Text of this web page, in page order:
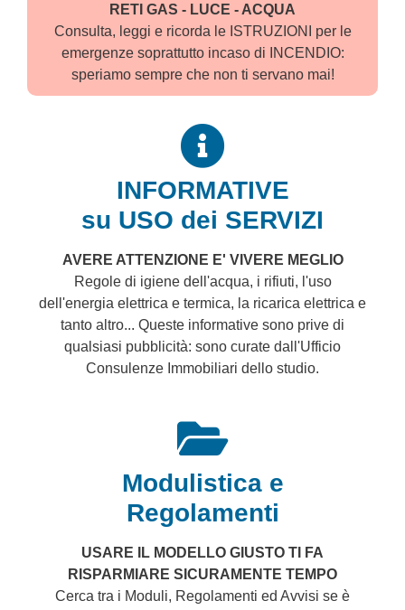
RETI GAS - LUCE - ACQUA
Consulta, leggi e ricorda le ISTRUZIONI per le
emergenze soprattutto incaso di INCENDIO:
speriamo sempre che non ti servano mai!
INFORMATIVE
su USO dei SERVIZI
AVERE ATTENZIONE E' VIVERE MEGLIO
Regole di igiene dell'acqua, i rifiuti, l'uso
dell'energia elettrica e termica, la ricarica elettrica e
tanto altro... Queste informative sono prive di
qualsiasi pubblicità: sono curate dall'Ufficio
Consulenze Immobiliari dello studio.
Modulistica e
Regolamenti
USARE IL MODELLO GIUSTO TI FA
RISPARMIARE SICURAMENTE TEMPO
Cerca tra i Moduli, Regolamenti ed Avvisi se è